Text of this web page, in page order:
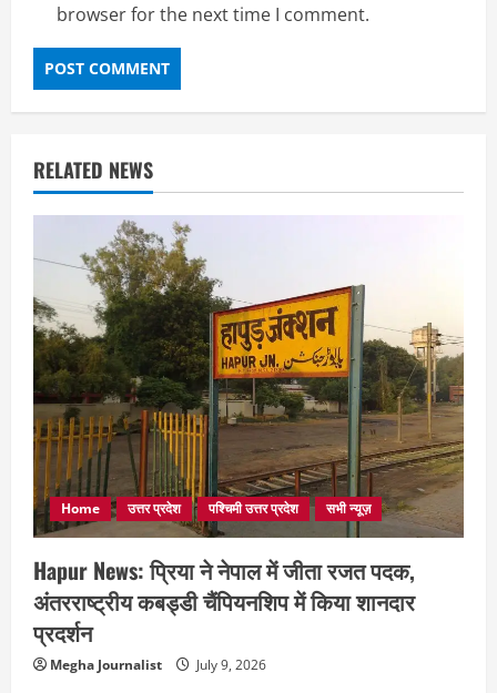
browser for the next time I comment.
RELATED NEWS
Home उत्तर प्रदेश पश्चिमी उत्तर प्रदेश सभी न्यूज़
Hapur News: प्रिया ने नेपाल में जीता रजत पदक,
अंतरराष्ट्रीय कबड्डी चैंपियनशिप में किया शानदार
प्रदर्शन
Megha Journalist July 9, 2026